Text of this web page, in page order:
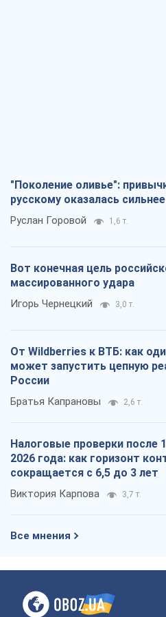
"Поколение оливье":
русскому оказалась
Руслан Горовой 1,6 т.
Вот конечная цель
массированного удара
Игорь Чернецкий 3,0 т.
От Wildberries к ВТБ: как
может запустить цепную
России
Братья Капрановы 2,6 т.
Налоговые проверки после
2026 года: как горизонт
сокращается с 6,5 до 3 лет
Виктория Карпова 3,7 т.
Все мнения